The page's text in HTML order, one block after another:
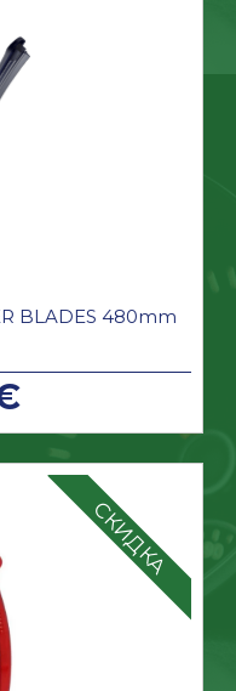
BLADES 480mm
СКИДКА